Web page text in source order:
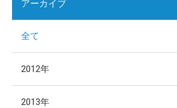
アーカイブ
全て
2012年
2013年